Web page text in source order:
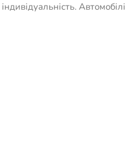
Автомобілі